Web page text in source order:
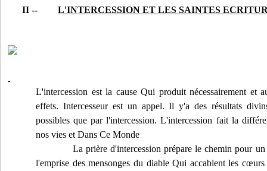
II -- L'INTERCESSION ET LES SAINTES
L'intercession est la cause Qui produit nécessairement et
effets. Intercesseur est un appel. Il y'a des résultats
possibles que par l'intercession. L'intercession fait la
nos vies et Dans Ce Monde
La prière d'intercession prépare le chemin pour
l'emprise des mensonges du diable Qui accablent les cœurs